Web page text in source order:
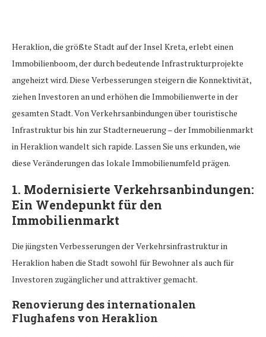
Heraklion, die größte Stadt auf der Insel Kreta, erlebt einen
Immobilienboom, der durch bedeutende Infrastrukturprojekte
angeheizt wird. Diese Verbesserungen steigern die Konnektivität,
ziehen Investoren an und erhöhen die Immobilienwerte in der
gesamten Stadt. Von Verkehrsanbindungen über touristische
Infrastruktur bis hin zur Stadterneuerung – der Immobilienmarkt
in Heraklion wandelt sich rapide. Lassen Sie uns erkunden, wie
diese Veränderungen das lokale Immobilienumfeld prägen.
1. Modernisierte Verkehrsanbindungen:
Ein Wendepunkt für den
Immobilienmarkt
Die jüngsten Verbesserungen der Verkehrsinfrastruktur in
Heraklion haben die Stadt sowohl für Bewohner als auch für
Investoren zugänglicher und attraktiver gemacht.
Renovierung des internationalen
Flughafens von Heraklion